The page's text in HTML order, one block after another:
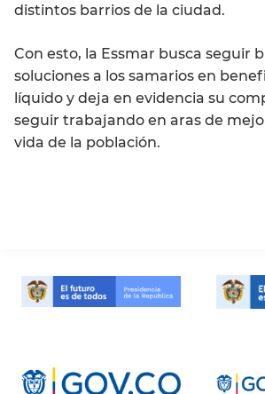
distintos barrios de la ciudad.
Con esto, la Essmar busca seguir
soluciones a los samarios en
líquido y deja en evidencia su
seguir trabajando en aras de
vida de la población.